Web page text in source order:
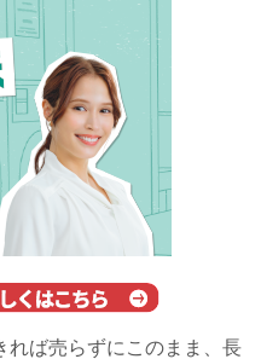
れば売らずにこのまま、長